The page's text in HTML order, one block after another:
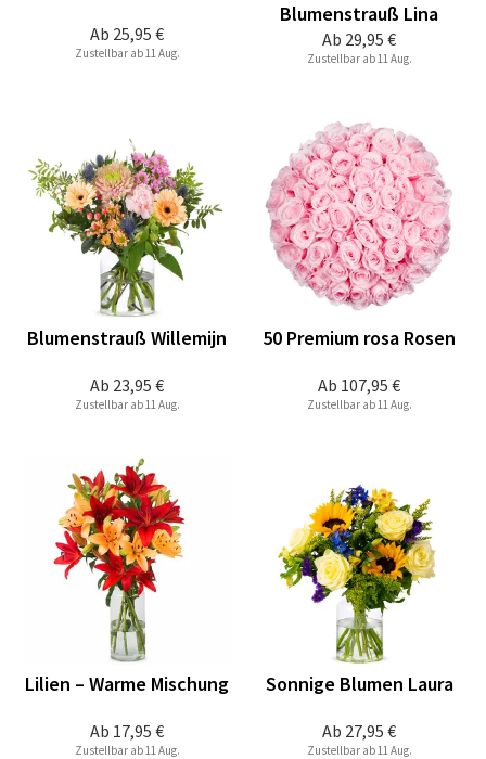
Ab 25,95 €
Zustellbar ab 11 Aug.
Ab 29,95 €
Blumenstrauß Lina
Zustellbar ab 11 Aug.
Ab 23,95 €
Blumenstrauß Willemijn
Zustellbar ab 11 Aug.
Ab 107,95 €
50 Premium rosa Rosen
Zustellbar ab 11 Aug.
Ab 17,95 €
Lilien – Warme Mischung
Zustellbar ab 11 Aug.
Ab 27,95 €
Sonnige Blumen Laura
Zustellbar ab 11 Aug.